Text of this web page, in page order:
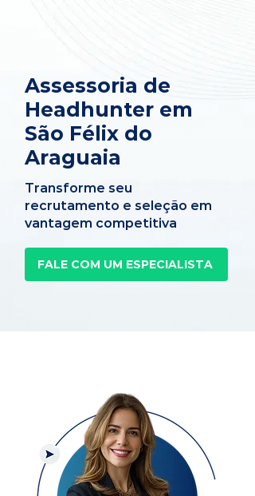
Assessoria de
Headhunter em
São Félix do
Araguaia
Transforme seu
recrutamento e seleção em
vantagem competitiva
FALE COM UM ESPECIALISTA